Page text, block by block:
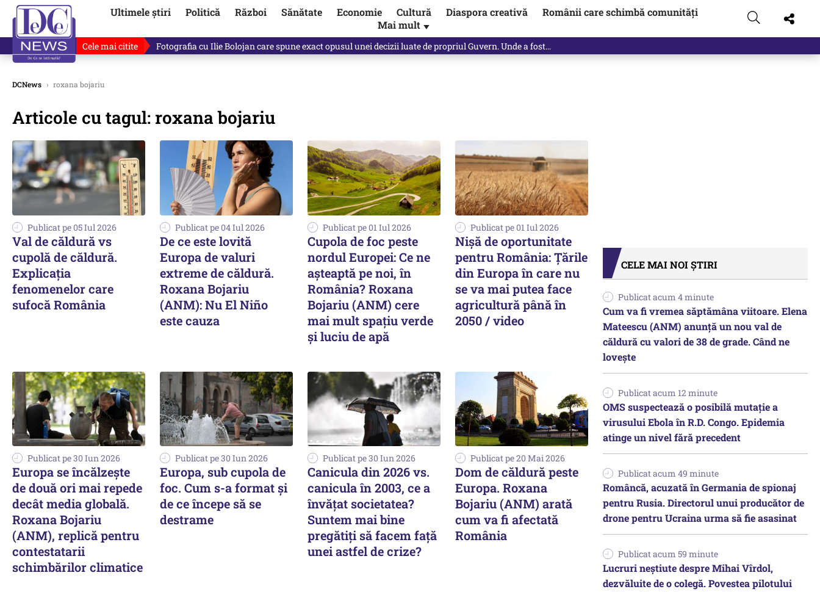
Ultimele știri Politică Război Sănătate Economie Cultură Diaspora creativă
Românii care schimbă comunități
Mai mult ▼
Cele mai citite Răzvan Dumitrescu îi cere scuze, public, lui Ilie Bolojan / video
DCNews › roxana bojariu
Articole cu tagul: roxana bojariu
Publicat pe 05 Iul 2026
Val de căldură vs
cupolă de căldură.
Explicaţia
fenomenelor care
sufocă România
Publicat pe 04 Iul 2026
De ce este lovită
Europa de valuri
extreme de căldură.
Roxana Bojariu
(ANM): Nu El Niño
este cauza
Publicat pe 01 Iul 2026
Cupola de foc peste
nordul Europei: Ce ne
așteaptă pe noi, în
România? Roxana
Bojariu (ANM) cere
mai mult spațiu verde
și luciu de apă
Publicat pe 01 Iul 2026
Nișă de oportunitate
pentru România: Țările
din Europa în care nu
se va mai putea face
agricultură până în
2050 / video
Publicat pe 30 Iun 2026
Europa se încălzește
de două ori mai repede
decât media globală.
Roxana Bojariu
(ANM), replică pentru
contestatarii
schimbărilor climatice
Publicat pe 30 Iun 2026
Europa, sub cupola de
foc. Cum s-a format și
de ce începe să se
destrame
Publicat pe 30 Iun 2026
Canicula din 2026 vs.
canicula în 2003, ce a
învățat societatea?
Suntem mai bine
pregătiți să facem față
unei astfel de crize?
Publicat pe 20 Mai 2026
Dom de căldură peste
Europa. Roxana
Bojariu (ANM) arată
cum va fi afectată
România
CELE MAI NOI ȘTIRI
Publicat acum 4 minute
Cum va fi vremea săptămâna viitoare. Elena
Mateescu (ANM) anunță un nou val de
căldură cu valori de 38 de grade. Când ne
lovește
Publicat acum 12 minute
OMS suspectează o posibilă mutație a
virusului Ebola în R.D. Congo. Epidemia
atinge un nivel fără precedent
Publicat acum 49 minute
Româncă, acuzată în Germania de spionaj
pentru Rusia. Directorul unui producător de
drone pentru Ucraina urma să fie asasinat
Publicat acum 59 minute
Lucruri neștiute despre Mihai Vîrdol,
dezvăluite de o colegă. Povestea pilotului